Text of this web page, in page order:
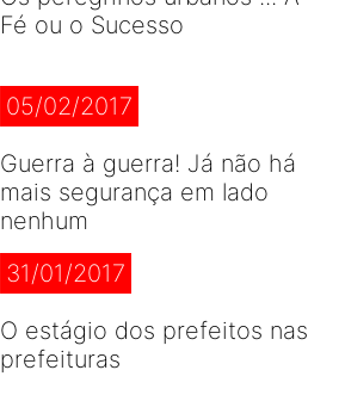
Fé ou o Sucesso
05/02/2017
Guerra à guerra! Já não há
mais segurança em lado
nenhum
31/01/2017
O estágio dos prefeitos nas
prefeituras